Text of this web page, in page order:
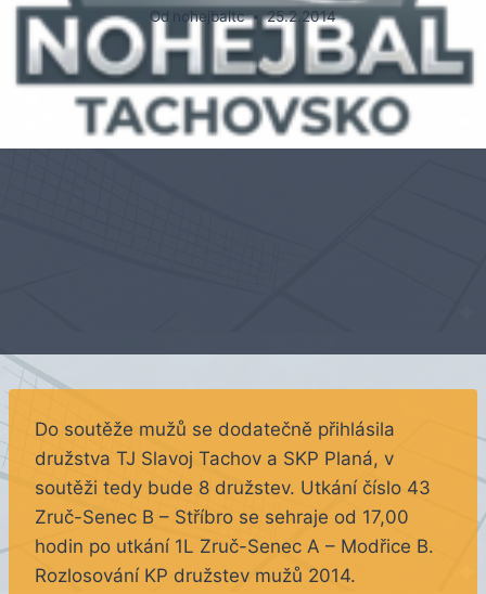
Od nohejbaltc 25.2.2014
Do soutěže mužů se dodatečně přihlásila
družstva TJ Slavoj Tachov a SKP Planá, v
soutěži tedy bude 8 družstev. Utkání číslo 43
Zruč-Senec B – Stříbro se sehraje od 17,00
hodin po utkání 1L Zruč-Senec A – Modřice B.
Rozlosování KP družstev mužů 2014.